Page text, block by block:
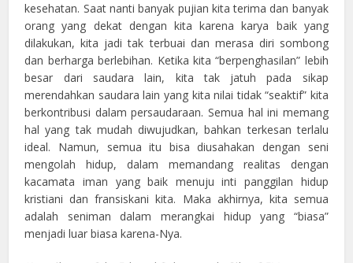
kesehatan. Saat nanti banyak pujian kita terima dan banyak
orang yang dekat dengan kita karena karya baik yang
dilakukan, kita jadi tak terbuai dan merasa diri sombong
dan berharga berlebihan. Ketika kita “berpenghasilan” lebih
besar dari saudara lain, kita tak jatuh pada sikap
merendahkan saudara lain yang kita nilai tidak “seaktif” kita
berkontribusi dalam persaudaraan. Semua hal ini memang
hal yang tak mudah diwujudkan, bahkan terkesan terlalu
ideal. Namun, semua itu bisa diusahakan dengan seni
mengolah hidup, dalam memandang realitas dengan
kacamata iman yang baik menuju inti panggilan hidup
kristiani dan fransiskani kita. Maka akhirnya, kita semua
adalah seniman dalam merangkai hidup yang “biasa”
menjadi luar biasa karena-Nya.